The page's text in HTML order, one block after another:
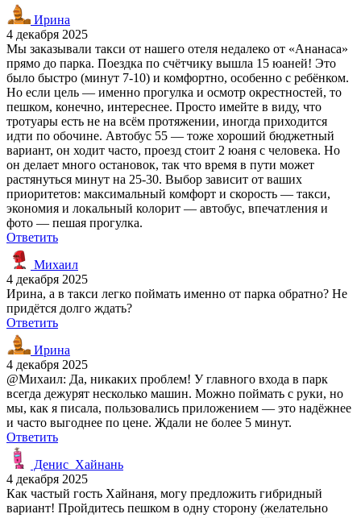
Ирина
4 декабря 2025
Мы заказывали такси от нашего отеля недалеко от «Ананаса»
прямо до парка. Поездка по счётчику вышла 15 юаней! Это
было быстро (минут 7-10) и комфортно, особенно с ребёнком.
Но если цель — именно прогулка и осмотр окрестностей, то
пешком, конечно, интереснее. Просто имейте в виду, что
тротуары есть не на всём протяжении, иногда приходится
идти по обочине. Автобус 55 — тоже хороший бюджетный
вариант, он ходит часто, проезд стоит 2 юаня с человека. Но
он делает много остановок, так что время в пути может
растянуться минут на 25-30. Выбор зависит от ваших
приоритетов: максимальный комфорт и скорость — такси,
экономия и локальный колорит — автобус, впечатления и
фото — пешая прогулка.
Ответить
Михаил
4 декабря 2025
Ирина, а в такси легко поймать именно от парка обратно? Не
придётся долго ждать?
Ответить
Ирина
4 декабря 2025
@Михаил: Да, никаких проблем! У главного входа в парк
всегда дежурят несколько машин. Можно поймать с руки, но
мы, как я писала, пользовались приложением — это надёжнее
и часто выгоднее по цене. Ждали не более 5 минут.
Ответить
Денис_Хайнань
4 декабря 2025
Как частый гость Хайнаня, могу предложить гибридный
вариант! Пройдитесь пешком в одну сторону (желательно